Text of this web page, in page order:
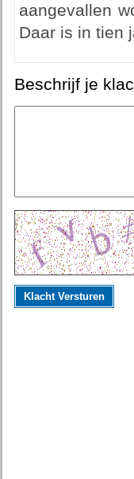
aangevallen
Daar is in tien
Beschrijf je
Klacht Versturen